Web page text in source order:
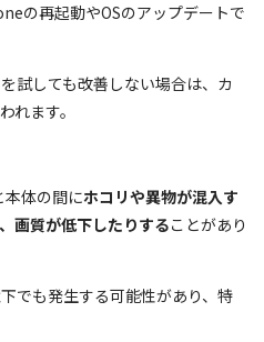
の再起動やOSのアップデートで
試しても改善しない場合は、カ
れます。
体の間にホコリや異物が混入す
画質が低下したりすることがあり
でも発生する可能性があり、特